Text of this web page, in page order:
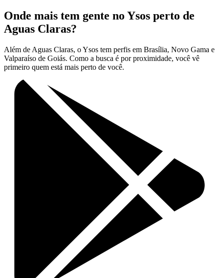
Onde mais tem gente no Ysos perto de
Aguas Claras?
Além de Aguas Claras, o Ysos tem perfis em Brasília, Novo Gama e
Valparaíso de Goiás. Como a busca é por proximidade, você vê
primeiro quem está mais perto de você.